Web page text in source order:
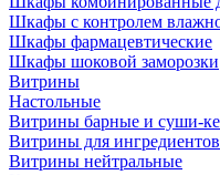
Шкафы с контролем
Шкафы фармацевтические
Шкафы шоковой заморозки
Витрины
Настольные
Витрины барные и суши-
Витрины для ингредиентов
Витрины нейтральные